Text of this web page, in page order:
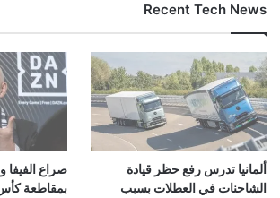
Recent Tech News
ألمانيا تدرس رفع حظر قيادة
الشاحنات في العطلات بسبب
صراع الفيفا
بمقاطعة كأس